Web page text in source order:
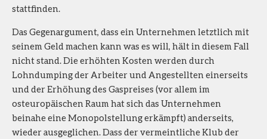
stattfinden.
Das Gegenargument, dass ein Unternehmen letztlich mit
seinem Geld machen kann was es will, hält in diesem Fall
nicht stand. Die erhöhten Kosten werden durch
Lohndumping der Arbeiter und Angestellten einerseits
und der Erhöhung des Gaspreises (vor allem im
osteuropäischen Raum hat sich das Unternehmen
beinahe eine Monopolstellung erkämpft) anderseits,
wieder ausgeglichen. Dass der vermeintliche Klub der